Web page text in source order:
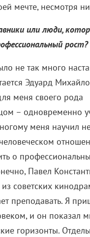
мечте, несмотря
или люди,
рост?
не так много
Эдуард
меня своего рода
– одновременно
меня научил
о
Павел
советских
преподавать. Я
и он показал
горизонты.